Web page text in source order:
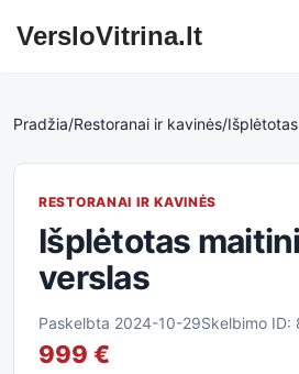
VersloVitrina.lt
Pradžia/Restoranai ir kavinės/
RESTORANAI IR KAVINĖS
Išplėtotas
verslas
Paskelbta 2024-10-29Skelbimo ID:
999 €